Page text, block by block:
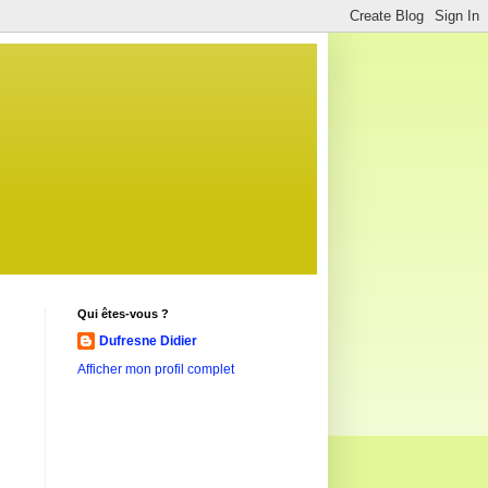
Qui êtes-vous ?
Dufresne Didier
Afficher mon profil complet